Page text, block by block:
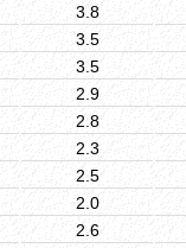
3.8
3.5
3.5
2.9
2.8
2.3
2.5
2.0
2.6